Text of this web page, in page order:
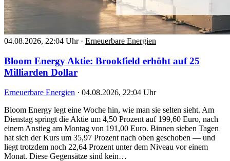
04.08.2026, 22:04 Uhr · Erneuerbare Energien
Bloom Energy Aktie: Brookfield erhöht auf 25
Milliarden Dollar
Erneuerbare Energien · 04.08.2026, 22:04 Uhr
Bloom Energy legt eine Woche hin, wie man sie selten sieht. Am
Dienstag springt die Aktie um 4,50 Prozent auf 199,60 Euro, nach
einem Anstieg am Montag von 191,00 Euro. Binnen sieben Tagen
hat sich der Kurs um 35,97 Prozent nach oben geschoben — und
liegt trotzdem noch 22,64 Prozent unter dem Niveau vor einem
Monat. Diese Gegensätze sind kein…